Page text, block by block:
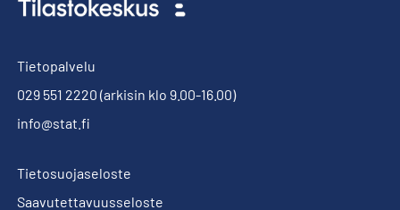
Tietopalvelu
029 551 2220 (arkisin klo 9.00-16.00)
info@stat.fi
Tietosuojaseloste
Saavutettavuusseloste